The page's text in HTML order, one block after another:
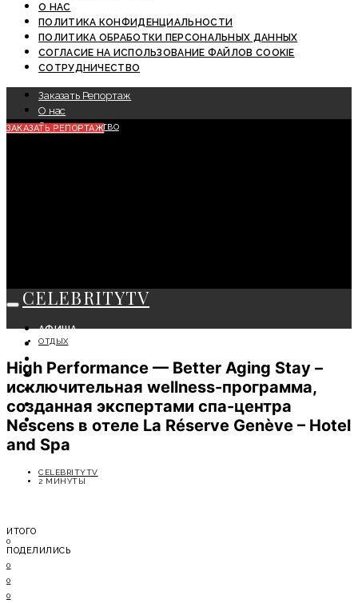
О НАС
ПОЛИТИКА КОНФИДЕНЦИАЛЬНОСТИ
ПОЛИТИКА ОБРАБОТКИ ПЕРСОНАЛЬНЫХ ДАННЫХ
СОГЛАСИЕ НА ИСПОЛЬЗОВАНИЕ ФАЙЛОВ COOKIE
СОТРУДНИЧЕСТВО
Заказать Репортаж
О нас
Сотрудничество
ЗАКАЗАТЬ РЕПОРТАЖ
CELEBRITYTV
АФИША
СОБЫТИЯ
КРАСОТА
МОДА
ЛИЧНОСТЬ
ОТДЫХ
СОВЕТЫ ЭКСПЕРТОВ
ОТДЫХ
High Performance — Better Aging Stay –
исключительная wellness-программа,
созданная экспертами спа-центра
Nescens в отеле La Réserve Genève – Hotel
and Spa
CELEBRITYTV
2 МИНУТЫ
ИТОГО
0
ПОДЕЛИЛИСЬ
0
0
0